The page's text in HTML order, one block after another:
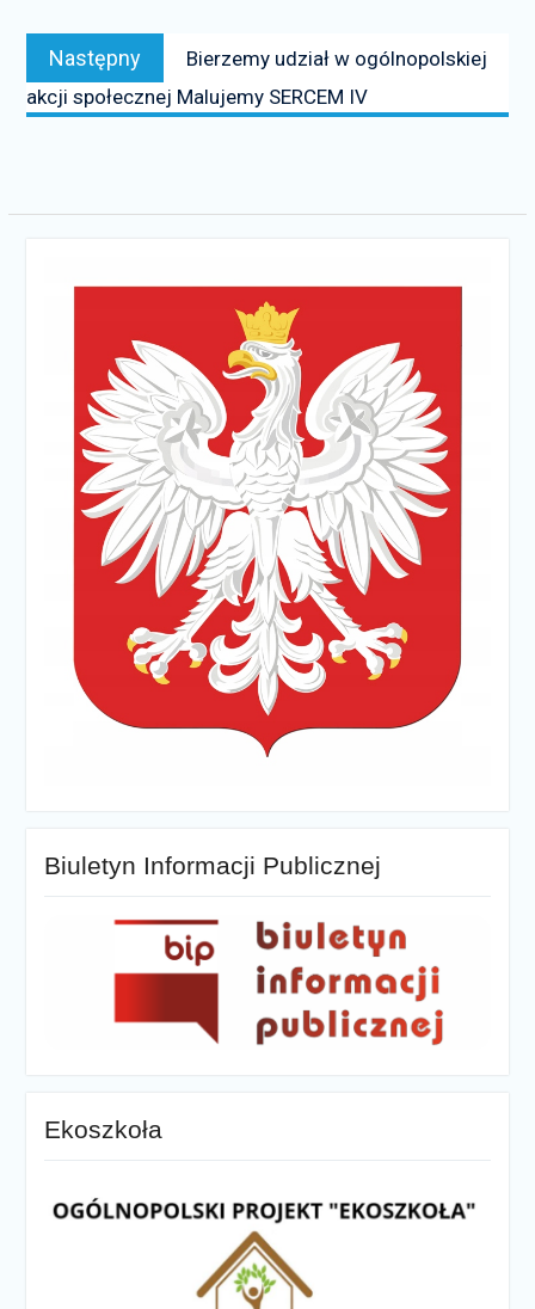
Następny
news:
Bierzemy udział w ogólnopolskiej
akcji społecznej Malujemy SERCEM IV
Biuletyn Informacji Publicznej
Ekoszkoła